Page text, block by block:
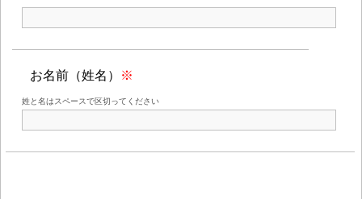
お名前（姓名） ※
姓と名はスペースで区切ってください